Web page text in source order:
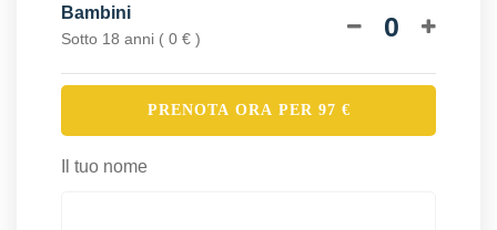
Bambini
Sotto 18 anni ( 0 € ) 0
PRENOTA ORA PER 97 €
Il tuo nome